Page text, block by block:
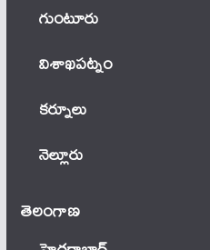
గుంటూరు
విశాఖపట్నం
కర్నూలు
నెల్లూరు
తెలంగాణ‌